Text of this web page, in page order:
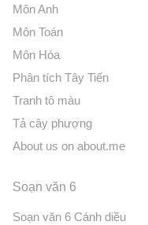
Môn Anh
Môn Toán
Môn Hóa
Phân tích Tây Tiến
Tranh tô màu
Tả cây phượng
About us on about.me
Soạn văn 6
Soạn văn 6 Cánh diều